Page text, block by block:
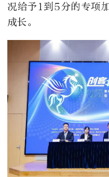
况给予1到5分的专项
成长。